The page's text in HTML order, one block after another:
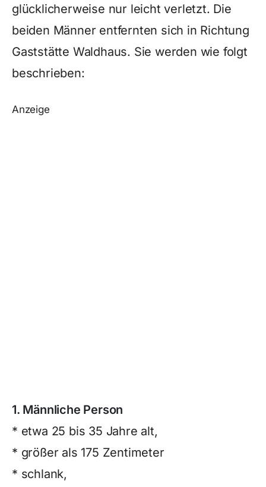
glücklicherweise nur leicht verletzt. Die
beiden Männer entfernten sich in Richtung
Gaststätte Waldhaus. Sie werden wie folgt
beschrieben:
Anzeige
1. Männliche Person
* etwa 25 bis 35 Jahre alt,
* größer als 175 Zentimeter
* schlank,